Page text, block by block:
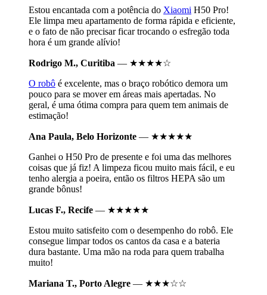
Estou encantada com a potência do Xiaomi H50 Pro!
Ele limpa meu apartamento de forma rápida e eficiente,
e o fato de não precisar ficar trocando o esfregão toda
hora é um grande alívio!
Rodrigo M., Curitiba — ★★★★☆
O robô é excelente, mas o braço robótico demora um
pouco para se mover em áreas mais apertadas. No
geral, é uma ótima compra para quem tem animais de
estimação!
Ana Paula, Belo Horizonte — ★★★★★
Ganhei o H50 Pro de presente e foi uma das melhores
coisas que já fiz! A limpeza ficou muito mais fácil, e eu
tenho alergia a poeira, então os filtros HEPA são um
grande bônus!
Lucas F., Recife — ★★★★★
Estou muito satisfeito com o desempenho do robô. Ele
consegue limpar todos os cantos da casa e a bateria
dura bastante. Uma mão na roda para quem trabalha
muito!
Mariana T., Porto Alegre — ★★★☆☆